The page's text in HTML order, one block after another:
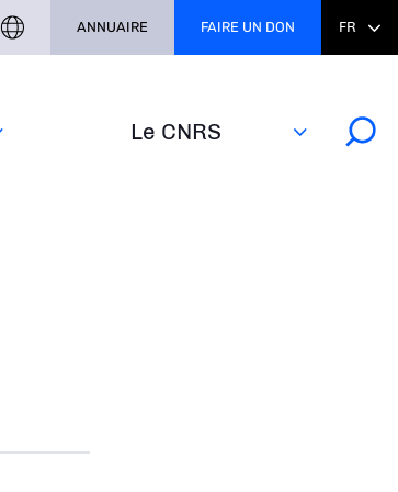
Le CNRS
ANNUAIRE FAIRE UN DON FR